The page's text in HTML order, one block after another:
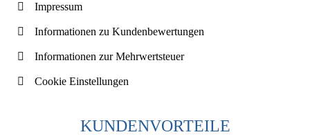
Impressum
Informationen zu Kundenbewertungen
Informationen zur Mehrwertsteuer
Cookie Einstellungen
KUNDENVORTEILE